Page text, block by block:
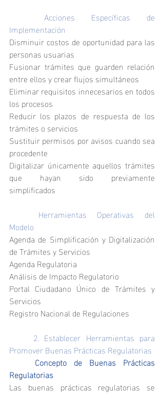
Implementación
Disminuir costos de oportunidad para las
personas usuarias
Fusionar trámites que guarden relación
entre ellos y crear flujos simultáneos
Eliminar requisitos innecesarios en todos
los procesos
Reducir los plazos de respuesta de los
trámites o servicios
Sustituir permisos por avisos cuando sea
procedente
Digitalizar únicamente aquellos trámites
que hayan sido previamente
simplificados
Modelo
Agenda de Simplificación y Digitalización
de Trámites y Servicios
Agenda Regulatoria
Análisis de Impacto Regulatorio
Portal Ciudadano Único de Trámites y
Servicios
Registro Nacional de Regulaciones
Promover Buenas Prácticas Regulatorias
Regulatorias
Las buenas prácticas regulatorias se